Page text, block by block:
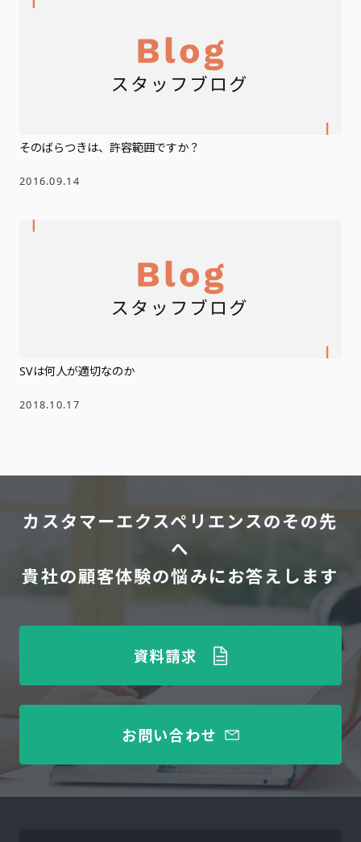
そのばらつきは、許容範囲ですか？
2016.09.14
SVは何人が適切なのか
2018.10.17
カスタマーエクスペリエンスのその先
へ
貴社の顧客体験の悩みにお答えします
資料請求
お問い合わせ